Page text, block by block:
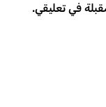
في تعليقي.